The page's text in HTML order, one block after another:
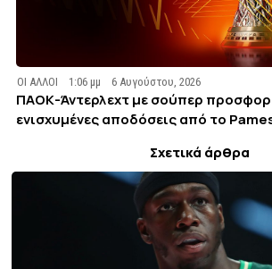
ΟΙ ΑΛΛΟΙ 1:06 μμ 6 Αυγούστου, 2026
ΠΑΟΚ-Άντερλεχτ με σούπερ
ενισχυμένες αποδόσεις από το
Σχετικά άρθρα